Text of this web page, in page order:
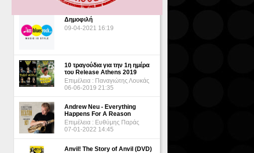
Δημοφιλή
09-04-2021 16:19
10 τραγούδια για την 1η ημέρα
του Release Athens 2019
Επιμέλεια : Παναγιώτης Λουκάς
06-06-2019 21:35
Andrew Neu - Everything
Happens For A Reason
Επιμέλεια : Ευθύμης Παράς
07-01-2022 14:45
Anvil! The Story of Anvil (DVD)